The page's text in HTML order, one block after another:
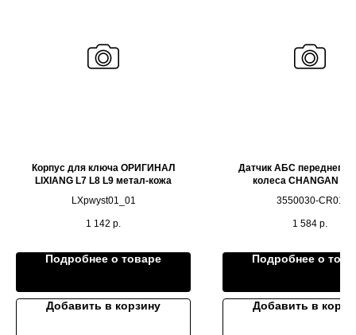
Корпус для ключа ОРИГИНАЛ
LIXIANG L7 L8 L9 метал-кожа
LXpwyst01_01
1 142 р.
Подробнее о товаре
Добавить в корзину
Датчик АБС переднего
колеса CHANGAN
3550030-CR01
1 584 р.
Подробнее о
Добавить в